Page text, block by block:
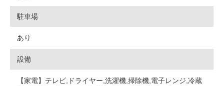
駐車場
あり
設備
【家電】テレビ,ドライヤー,洗濯機,掃除機,電子レンジ,冷蔵